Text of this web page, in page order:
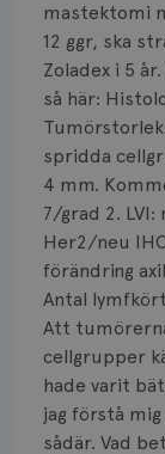
mastektomi
12 ggr, ska
Zoladex i 5
så här:
spridda
4 mm.
7/grad 2. LVI:
Her2/neu
förändring
Antal
Att
cellgrupper
hade varit
jag förstå
sådär. Vad